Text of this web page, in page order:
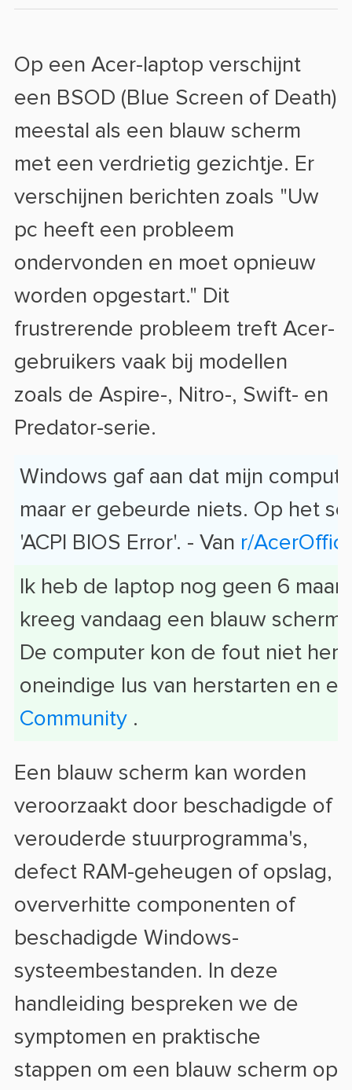
Op een Acer-laptop verschijnt
een BSOD (Blue Screen of Death)
meestal als een blauw scherm
met een verdrietig gezichtje. Er
verschijnen berichten zoals "Uw
pc heeft een probleem
ondervonden en moet opnieuw
worden opgestart." Dit
frustrerende probleem treft Acer-
gebruikers vaak bij modellen
zoals de Aspire-, Nitro-, Swift- en
Predator-serie.
Windows gaf aan dat mijn
maar er gebeurde niets. Op het
'ACPI BIOS Error'. - Van r/
Ik heb de laptop nog geen 6
kreeg vandaag een blauw
De computer kon de fout niet
oneindige lus van herstarten en
Community.
Een blauw scherm kan worden
veroorzaakt door beschadigde of
verouderde stuurprogramma's,
defect RAM-geheugen of opslag,
oververhitte componenten of
beschadigde Windows-
systeembestanden. In deze
handleiding bespreken we de
symptomen en praktische
stappen om een blauw scherm op